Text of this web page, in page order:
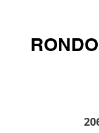
RONDO